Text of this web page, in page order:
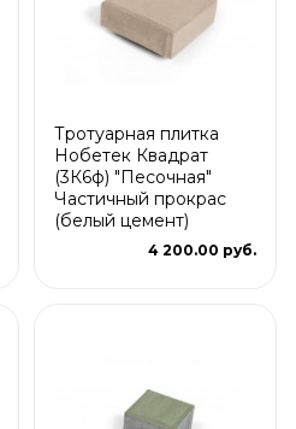
Тротуарная плитка
Нобетек Квадрат
(3К6ф) "Песочная"
Частичный прокрас
(белый цемент)
4 200.00 руб.